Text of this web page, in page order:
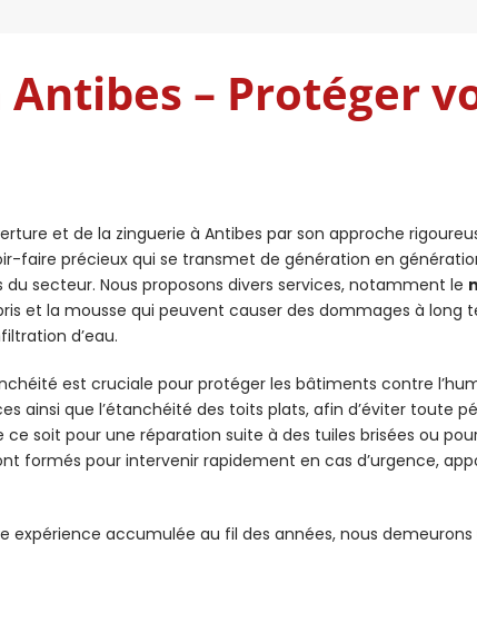
– Protéger
et de la zinguerie à Antibes par son approche
faire précieux qui se transmet de génération en
secteur. Nous proposons divers services, notamment le
et la mousse qui peuvent causer des dommages à long
d’eau.
est cruciale pour protéger les bâtiments contre
que l’étanchéité des toits plats, afin d’éviter toute
ce soit pour une réparation suite à des tuiles brisées ou
formés pour intervenir rapidement en cas d’urgence,
accumulée au fil des années, nous